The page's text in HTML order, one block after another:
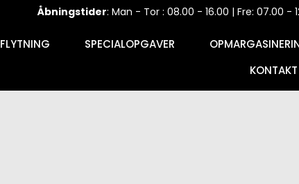
Åbningstider: Man - Tor : 08.00 - 16.00 | Fre: 07.00 -
FLYTNING SPECIALOPGAVER
KONTAKT